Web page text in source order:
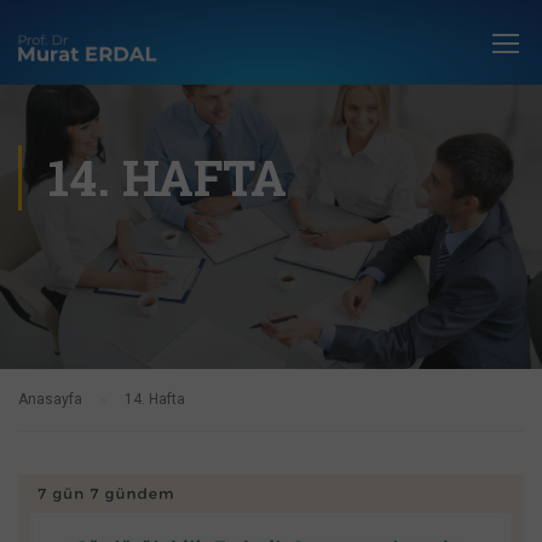
14. HAFTA
Anasayfa 14. Hafta